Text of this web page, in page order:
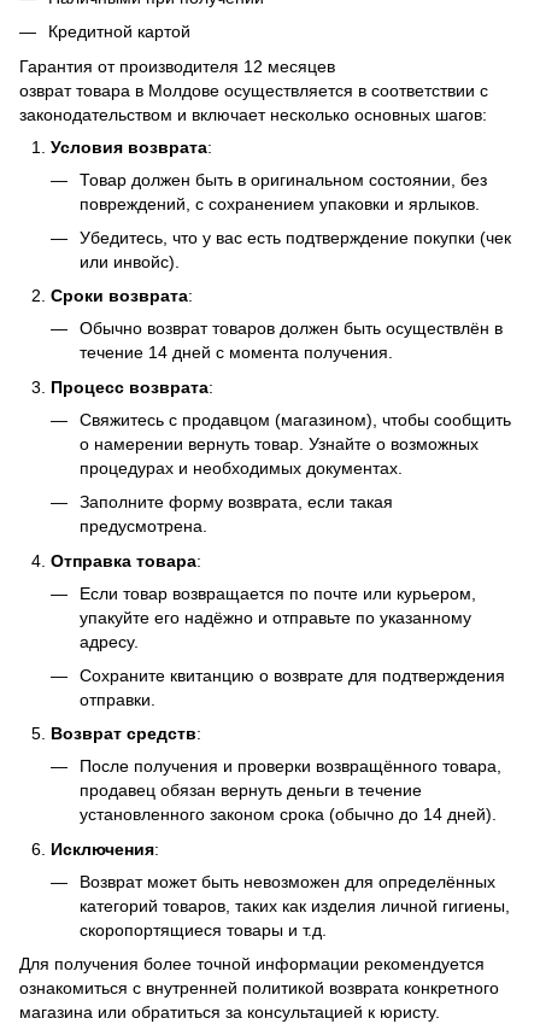
Кредитной картой
Гарантия от производителя 12 месяцев
озврат товара в Молдове осуществляется в соответствии с
законодательством и включает несколько основных шагов:
Условия возврата:
Товар должен быть в оригинальном состоянии, без
повреждений, с сохранением упаковки и ярлыков.
Убедитесь, что у вас есть подтверждение покупки (чек
или инвойс).
Сроки возврата:
Обычно возврат товаров должен быть осуществлён в
течение 14 дней с момента получения.
Процесс возврата:
Свяжитесь с продавцом (магазином), чтобы сообщить
о намерении вернуть товар. Узнайте о возможных
процедурах и необходимых документах.
Заполните форму возврата, если такая
предусмотрена.
Отправка товара:
Если товар возвращается по почте или курьером,
упакуйте его надёжно и отправьте по указанному
адресу.
Сохраните квитанцию о возврате для подтверждения
отправки.
Возврат средств:
После получения и проверки возвращённого товара,
продавец обязан вернуть деньги в течение
установленного законом срока (обычно до 14 дней).
Исключения:
Возврат может быть невозможен для определённых
категорий товаров, таких как изделия личной гигиены,
скоропортящиеся товары и т.д.
Для получения более точной информации рекомендуется
ознакомиться с внутренней политикой возврата конкретного
магазина или обратиться за консультацией к юристу.